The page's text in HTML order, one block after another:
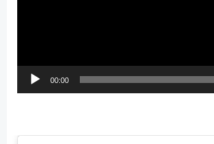
00:00